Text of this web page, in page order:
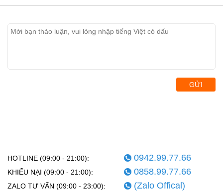
GỬI
HOTLINE (09:00 - 21:00): 0942.99.77.66
KHIẾU NẠI (09:00 - 21:00): 0858.99.77.66
ZALO TƯ VẤN (09:00 - 23:00): (Zalo Offical)